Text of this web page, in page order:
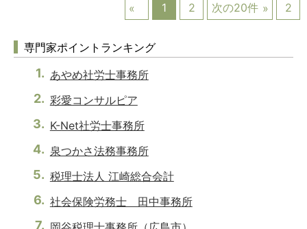
1
2 次の20件 2
専門家ポイントランキング
あやめ社労士事務所
彩愛コンサルピア
K-Net社労士事務所
泉つかさ法務事務所
税理士法人 江崎総合会計
社会保険労務士 田中事務所